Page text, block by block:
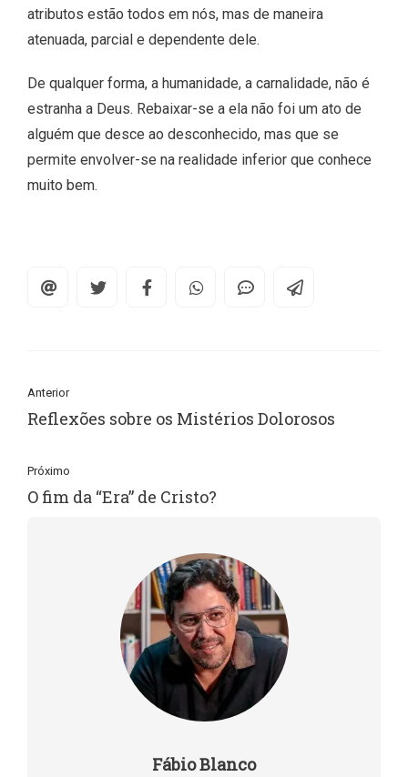
atributos estão todos em nós, mas de maneira
atenuada, parcial e dependente dele.
De qualquer forma, a humanidade, a carnalidade, não é
estranha a Deus. Rebaixar-se a ela não foi um ato de
alguém que desce ao desconhecido, mas que se
permite envolver-se na realidade inferior que conhece
muito bem.
Anterior
Reflexões sobre os Mistérios Dolorosos
Próximo
O fim da “Era” de Cristo?
Fábio Blanco